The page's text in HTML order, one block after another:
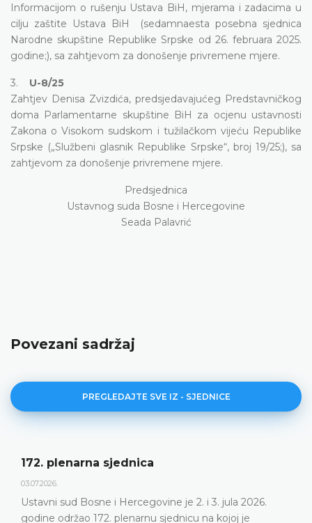
Informacijom o rušenju Ustava BiH, mjerama i zadacima u
cilju zaštite Ustava BiH (sedamnaesta posebna sjednica
Narodne skupštine Republike Srpske od 26. februara 2025.
godine;), sa zahtjevom za donošenje privremene mjere.
3. U-8/25
Zahtjev Denisa Zvizdića, predsjedavajućeg Predstavničkog
doma Parlamentarne skupštine BiH za ocjenu ustavnosti
Zakona o Visokom sudskom i tužilačkom vijeću Republike
Srpske („Službeni glasnik Republike Srpske“, broj 19/25;), sa
zahtjevom za donošenje privremene mjere.
Predsjednica
Ustavnog suda Bosne i Hercegovine
Seada Palavrić
Povezani sadržaj
PREGLEDAJTE SVE IZ - SJEDNICE
172. plenarna sjednica
03.07.2026.
Ustavni sud Bosne i Hercegovine je 2. i 3. jula 2026.
godine održao 172. plenarnu sjednicu na kojoj je